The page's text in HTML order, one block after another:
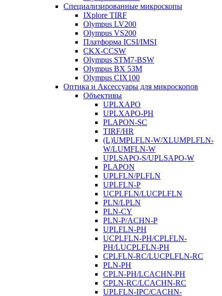
Специализированные микроскопы
IXplore TIRF
Olympus LV200
Olympus VS200
Платформа ICSI/IMSI
CKX-CCSW
Olympus STM7-BSW
Olympus BX 53M
Olympus CIX100
Оптика и Аксессуары для микроскопов
Объективы
UPLXAPO
UPLXAPO-PH
PLAPON-SC
TIRF/HR
(L)UMPLFLN-W/XLUMPLFLN-
W/LUMFLN-W
UPLSAPO-S/UPLSAPO-W
PLAPON
UPLFLN/PLFLN
UPLFLN-P
UCPLFLN/LUCPLFLN
PLN/LPLN
PLN-CY
PLN-P/ACHN-P
UPLFLN-PH
UCPLFLN-PH/CPLFLN-
PH/LUCPLFLN-PH
CPLFLN-RC/LUCPLFLN-RC
PLN-PH
CPLN-PH/LCACHN-PH
CPLN-RC/LCACHN-RC
UPLFLN-IPC/CACHN-